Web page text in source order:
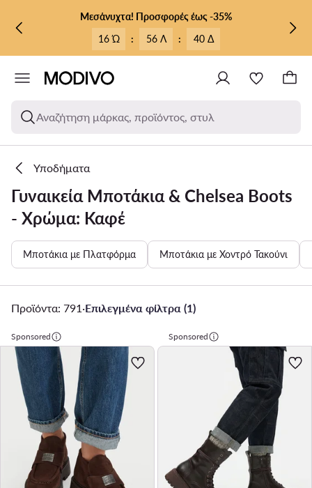
ΜΕΤΆΒΑΣΗ ΣΤΟ ΚΎΡΙΟ ΠΕΡΙΕΧΌΜΕΝΟ
ΜΕΤΆΒΑΣΗ ΣΤΗΝ ΑΝΑΖΉΤΗΣΗ
Μεσάνυχτα! Προσφορές έως -35%
16 Ώ
: 56 Λ : 38 Δ
Αναζήτηση μάρκας, προϊόντος, στυλ
Υποδήματα
Γυναικεία Μποτάκια & Chelsea Boots
- Χρώμα: Καφέ
Μποτάκια με Πλατφόρμα Μποτάκια με Χοντρό Τακούνι
Προϊόντα: 791 ·Επιλεγμένα φίλτρα (1)
Sponsored Sponsored